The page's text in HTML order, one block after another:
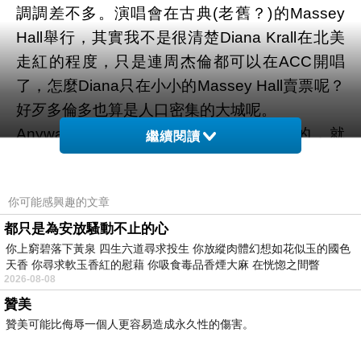
調調差不多。演唱會在古典(老舊？)的Massey
Hall舉行，其實我不是很清楚Diana Krall在北美
走紅的程度，只是連周杰倫都可以在ACC開唱
了，怎麼Diana只在小小的Massey Hall賣票呢？
好歹多倫多也算是人口密集的大城呢。
Anyway，我這次的心得感想是差不多的，就
是…她也唱得跟CD一樣好(總不能要求爵士歌手
熟悉的那一面，她從頭到尾自行負責鋼琴的部
份，是很專業的鋼琴手喔，甚至讓我覺得整場演
唱會裡”演奏表演”跟”歌喉表演”佔有一樣的比重。
另外，Diana比Norah愛講話一些，談話帶有很北
美的幽默，笑點連連，但是!!!…就是這個但是
啊… Diana講話像嗑過藥一樣，常常講一講就忽
繼續閱讀
你可能感興趣的文章
都只是為安放騷動不止的心
你上窮碧落下黃泉 四生六道尋求投生 你放縱肉體幻想如花似玉的國色
天香 你尋求軟玉香紅的慰藉 你吸食毒品香煙大麻 在恍惚之間瞥
2026-08-08
贊美
贊美可能比侮辱一個人更容易造成永久性的傷害。